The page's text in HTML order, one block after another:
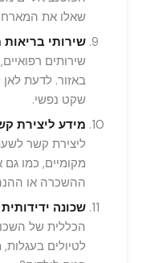
שאלו את
שירותי בריאות
שירותים
באזור. לדעת
שקט נפשי.
מידע ליצירת
ליצירת קשר
מקומיים, כמו
ההשכרה או
שכונה
הכללית של
לטיולים